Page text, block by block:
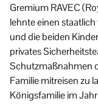
Gremium RAVEC
lehnte einen
und die beiden
privates
Schutzmaßnahmen
Familie mitreisen zu
Königsfamilie im